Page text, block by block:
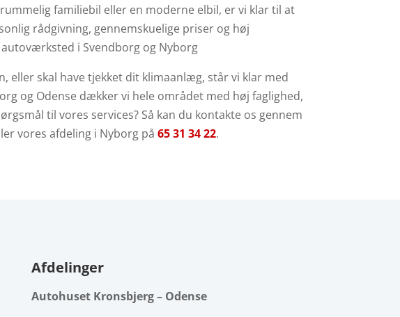
familiebil eller en moderne elbil, er vi klar til at
rådgivning, gennemskuelige priser og høj
i Svendborg og Nyborg
skal have tjekket dit klimaanlæg, står vi klar med
og Odense dækker vi hele området med høj faglighed,
til vores services? Så kan du kontakte os gennem
vores afdeling i Nyborg på65 31 34 22.
Afdelinger
Autohuset Kronsbjerg – Odense